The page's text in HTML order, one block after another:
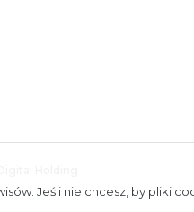
Jeśli nie chcesz, by pliki